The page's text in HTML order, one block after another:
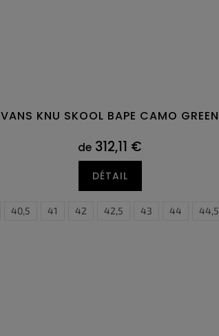
VANS KNU SKOOL BAPE CAMO GREEN
de 312,11 €
DÉTAIL
40,5 41 42 42,5 43 44 44,5
38,5 39 40